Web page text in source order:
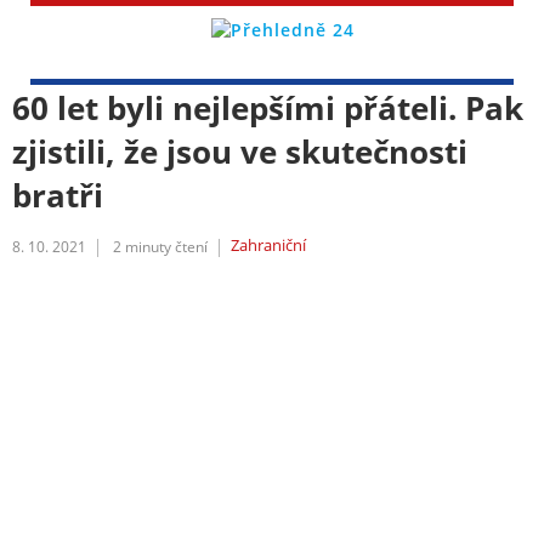
60 let byli nejlepšími přáteli. Pak
zjistili, že jsou ve skutečnosti
bratři
8. 10. 2021 2 minuty čtení Zahraniční